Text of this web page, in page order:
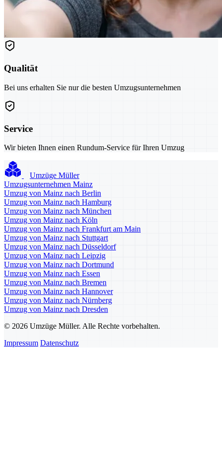
Qualität
Bei uns erhalten Sie nur die besten Umzugsunternehmen
Service
Wir bieten Ihnen einen Rundum-Service für Ihren Umzug
Umzüge Müller
Umzugsunternehmen Mainz
Umzug von Mainz nach Berlin
Umzug von Mainz nach Hamburg
Umzug von Mainz nach München
Umzug von Mainz nach Köln
Umzug von Mainz nach Frankfurt am Main
Umzug von Mainz nach Stuttgart
Umzug von Mainz nach Düsseldorf
Umzug von Mainz nach Leipzig
Umzug von Mainz nach Dortmund
Umzug von Mainz nach Essen
Umzug von Mainz nach Bremen
Umzug von Mainz nach Hannover
Umzug von Mainz nach Nürnberg
Umzug von Mainz nach Dresden
© 2026 Umzüge Müller. Alle Rechte vorbehalten.
Impressum Datenschutz